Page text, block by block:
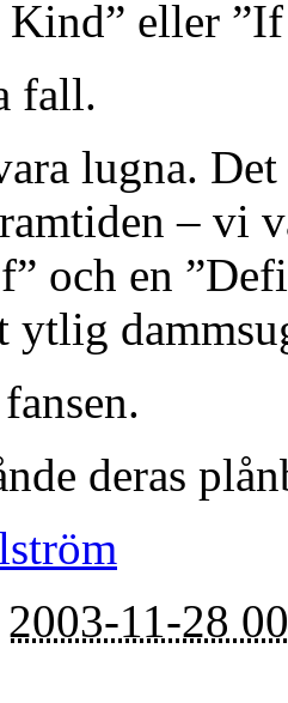
eller
fall.
lugna.
– vi
och en
ytlig
deras
2003-11-28